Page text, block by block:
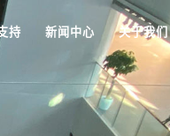
持 新闻中心 关于我们